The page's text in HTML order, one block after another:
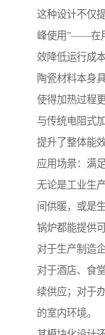
这种设计不仅
峰使用”——在
效降低运行成本
陶瓷材料本身
使得加热过程
与传统电阻式
提升了整体能
应用场景：满
无论是工业生
间供暖，或是
锅炉都能提供
对于生产制造
对于酒店、食
续供应；对于
的室内环境。